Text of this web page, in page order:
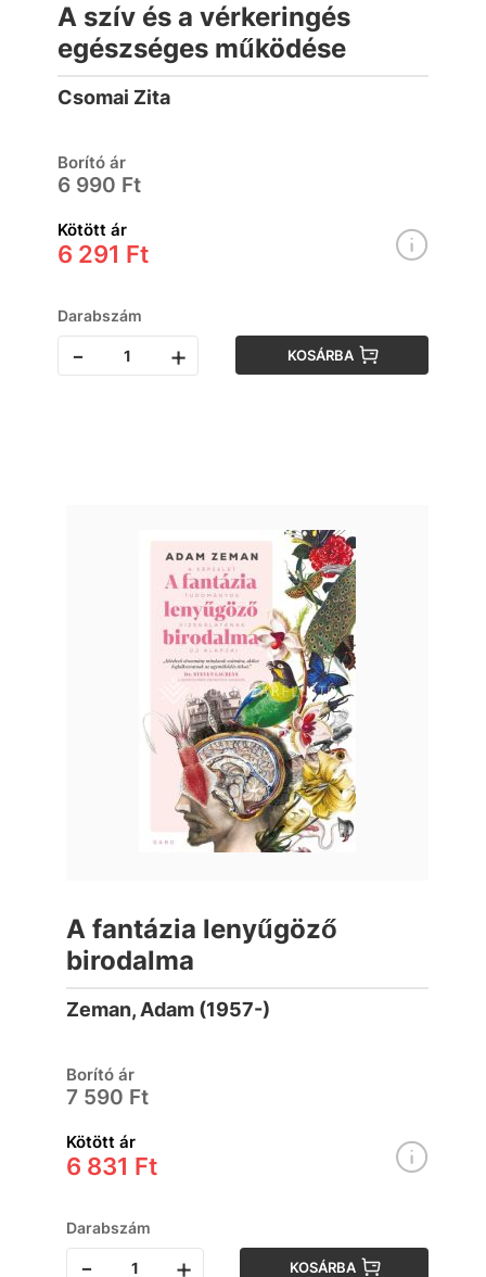
A szív és a vérkeringés
egészséges működése
Csomai Zita
Borító ár
6 990 Ft
Kötött ár
6 291 Ft
Darabszám
- + KOSÁRBA
A fantázia lenyűgöző
birodalma
Zeman, Adam (1957-)
Borító ár
7 590 Ft
Kötött ár
6 831 Ft
Darabszám
- + KOSÁRBA